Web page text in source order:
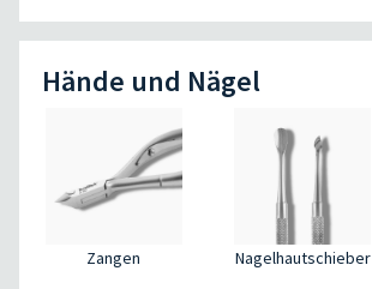
Hände und Nägel
Zangen Nagelhautschieber